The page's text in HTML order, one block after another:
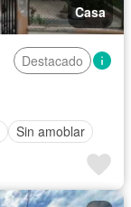
Casa
Destacado
Sin amoblar